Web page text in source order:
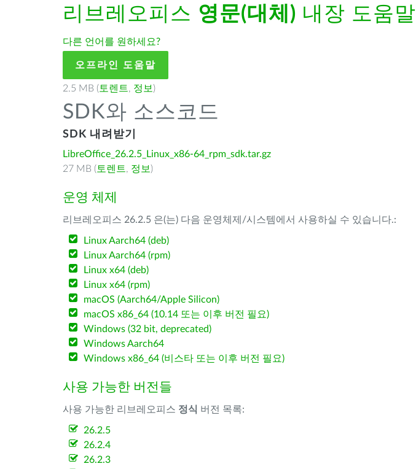
리브레오피스 영문(대체) 내장 도움말
다른 언어를 원하세요?
오프라인 도움말
2.5 MB ( 토렌트, 정보 )
SDK와 소스코드
SDK 내려받기
LibreOffice_26.2.5_Linux_x86-64_rpm_sdk.tar.gz
27 MB ( 토렌트, 정보 )
운영 체제
리브레오피스 26.2.5 은(는) 다음 운영체제/시스템에서 사용하실 수 있습니다.:
Linux Aarch64 (deb)
Linux Aarch64 (rpm)
Linux x64 (deb)
Linux x64 (rpm)
macOS (Aarch64/Apple Silicon)
macOS x86_64 (10.14 또는 이후 버전 필요)
Windows (32 bit, deprecated)
Windows Aarch64
Windows x86_64 (비스타 또는 이후 버전 필요)
사용 가능한 버전들
사용 가능한 리브레오피스 정식 버전 목록:
26.2.5
26.2.4
26.2.3